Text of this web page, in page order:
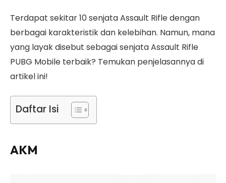
Terdapat sekitar 10 senjata Assault Rifle dengan
berbagai karakteristik dan kelebihan. Namun, mana
yang layak disebut sebagai senjata Assault Rifle
PUBG Mobile terbaik? Temukan penjelasannya di
artikel ini!
Daftar Isi
AKM